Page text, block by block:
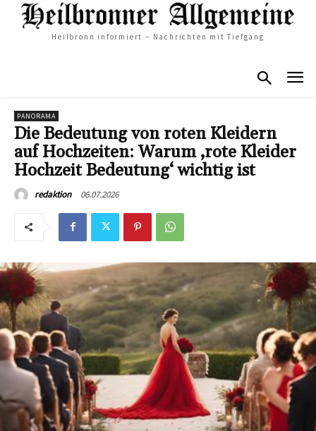
Heilbronn informiert – Nachrichten mit Tiefgang
PANORAMA
Die Bedeutung von roten Kleidern
auf Hochzeiten: Warum ‚rote Kleider
Hochzeit Bedeutung‘ wichtig ist
redaktion 06.07.2026